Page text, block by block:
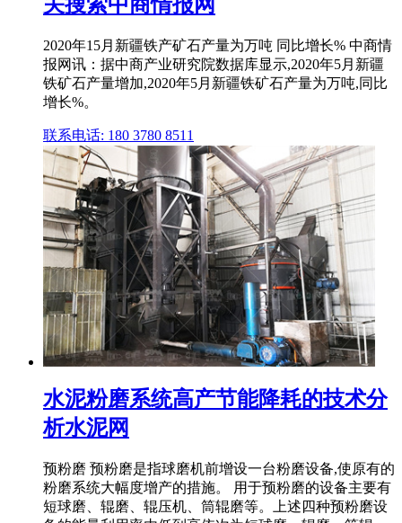
关搜索中商情报网
2020年15月新疆铁产矿石产量为万吨 同比增长% 中商情
报网讯：据中商产业研究院数据库显示,2020年5月新疆
铁矿石产量增加,2020年5月新疆铁矿石产量为万吨,同比
增长%。
联系电话: 180 3780 8511
水泥粉磨系统高产节能降耗的技术分
析水泥网
预粉磨 预粉磨是指球磨机前增设一台粉磨设备,使原有的
粉磨系统大幅度增产的措施。 用于预粉磨的设备主要有
短球磨、辊磨、辊压机、筒辊磨等。上述四种预粉磨设